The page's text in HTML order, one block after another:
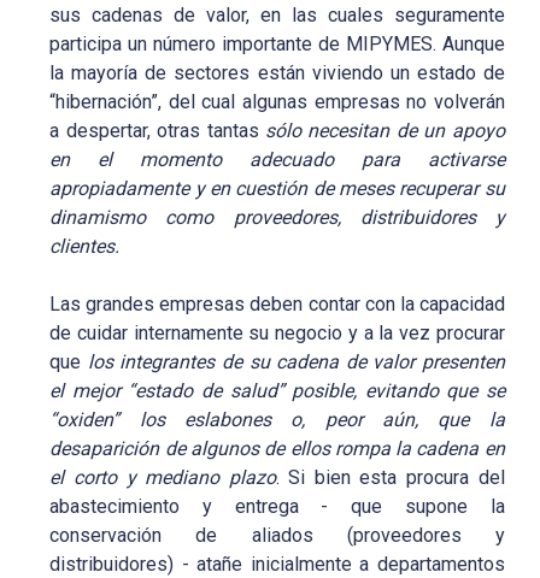
sus cadenas de valor, en las cuales seguramente
participa un número importante de MIPYMES. Aunque
la mayoría de sectores están viviendo un estado de
“hibernación”, del cual algunas empresas no volverán
a despertar, otras tantas sólo necesitan de un apoyo
en el momento adecuado para activarse
apropiadamente y en cuestión de meses recuperar su
dinamismo como proveedores, distribuidores y
clientes.
Las grandes empresas deben contar con la capacidad
de cuidar internamente su negocio y a la vez procurar
que los integrantes de su cadena de valor presenten
el mejor “estado de salud” posible, evitando que se
“oxiden” los eslabones o, peor aún, que la
desaparición de algunos de ellos rompa la cadena en
el corto y mediano plazo. Si bien esta procura del
abastecimiento y entrega - que supone la
conservación de aliados (proveedores y
distribuidores) - atañe inicialmente a departamentos